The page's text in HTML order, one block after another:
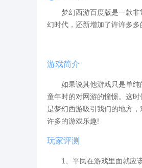
梦幻西游百度版是一款非
幻时代，还新增加了许许多
游戏简介
如果说其他游戏只是单纯
童年时的对网游的憧憬。这
是梦幻西游吸引我们的地方
许多的游戏乐趣!
玩家评测
1、平民在游戏里面就应